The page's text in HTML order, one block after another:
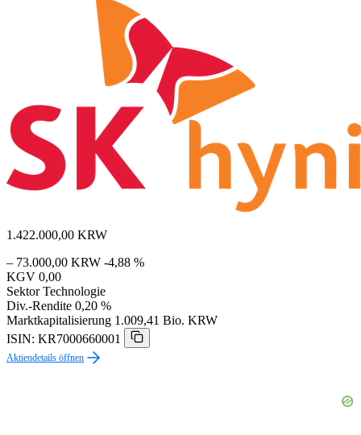
1.422.000,00 KRW
– 73.000,00 KRW -4,88 %
KGV 0,00
Sektor Technologie
Div.-Rendite 0,20 %
Marktkapitalisierung 1.009,41 Bio. KRW
ISIN: KR7000660001
Aktiendetails öffnen